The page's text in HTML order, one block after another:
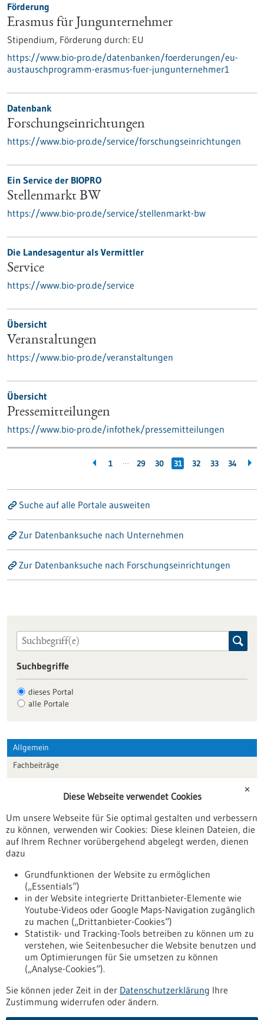
Förderung
Erasmus für Jungunternehmer
Stipendium, Förderung durch: EU
https://www.bio-pro.de/datenbanken/foerderungen/eu-
austauschprogramm-erasmus-fuer-jungunternehmer1
Datenbank
Forschungseinrichtungen
https://www.bio-pro.de/service/forschungseinrichtungen
Ein Service der BIOPRO
Stellenmarkt BW
https://www.bio-pro.de/service/stellenmarkt-bw
Die Landesagentur als Vermittler
Service
https://www.bio-pro.de/service
Übersicht
Veranstaltungen
https://www.bio-pro.de/veranstaltungen
Übersicht
Pressemitteilungen
https://www.bio-pro.de/infothek/pressemitteilungen
1 … 29 30 31 32 33 34
Suche auf alle Portale ausweiten
Zur Datenbanksuche nach Unternehmen
Zur Datenbanksuche nach Forschungseinrichtungen
Suchbegriffe
dieses Portal
alle Portale
Allgemein
Fachbeiträge
Veranstaltungen
Erscheinungsdatum
Nach oben
Informiert bleiben
✕
Diese Webseite verwendet Cookies
Um unsere Webseite für Sie optimal gestalten und verbessern
zu können, verwenden wir Cookies: Diese kleinen Dateien, die
auf Ihrem Rechner vorübergehend abgelegt werden, dienen
dazu
Grundfunktionen der Website zu ermöglichen
(„Essentials“)
in der Website integrierte Drittanbieter-Elemente wie
Youtube-Videos oder Google Maps-Navigation zugänglich
zu machen („Drittanbieter-Cookies“)
Statistik- und Tracking-Tools betreiben zu können um zu
verstehen, wie Seitenbesucher die Website benutzen und
um Optimierungen für Sie umsetzen zu können
(„Analyse-Cookies“).
Sie können jeder Zeit in der Datenschutzerklärung Ihre
Zustimmung widerrufen oder ändern.